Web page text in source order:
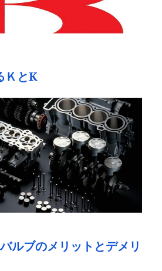
ＫとK
ルブのメリットとデメリ